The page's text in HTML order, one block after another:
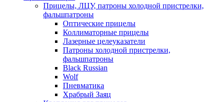
Прицелы, ЛЦУ, патроны холодной пристрелки,
фальшпатроны
Оптические прицелы
Коллиматорные прицелы
Лазерные целеуказатели
Патроны холодной пристрелки,
фальшпатроны
Black Russian
Wolf
Пневматика
Храбрый Заяц